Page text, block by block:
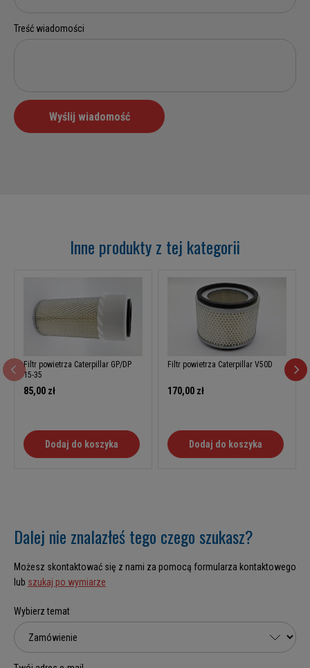
Inne produkty z tej kategorii
Filtr powietrza Caterpillar GP/DP
15-35
85,00 zł
Dodaj do koszyka
Filtr powietrza Caterpillar V50D
170,00 zł
Dodaj do koszyka
Dalej nie znalazłeś tego czego szukasz?
Możesz skontaktować się z nami za pomocą formularza kontaktowego
lub szukaj po wymiarze